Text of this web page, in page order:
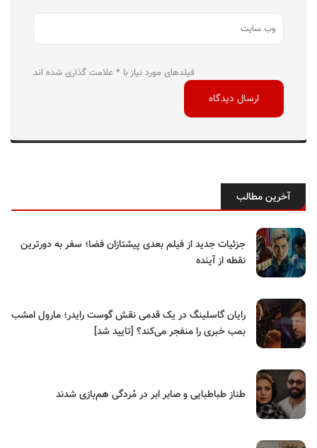
فیلدهای مورد نیاز با * علامت گذاری شده اند
آخرین مطالب
جزئیات جدید از فیلم بعدی پیشتازان فضا؛ سفر به دورترین
نقطه از آینده
رایان گاسلینگ در یک قدمی نقش گوست رایدر؛ مارول امشب
بمب خبری را منفجر می‌کند؟ [تایید شد]
طناز طباطبایی و صابر ابر در مُردگی هم‌بازی شدند